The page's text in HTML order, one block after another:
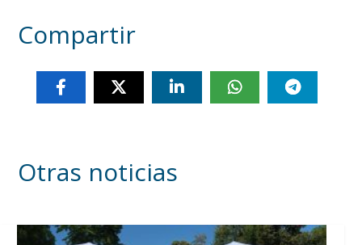
Compartir
Otras noticias